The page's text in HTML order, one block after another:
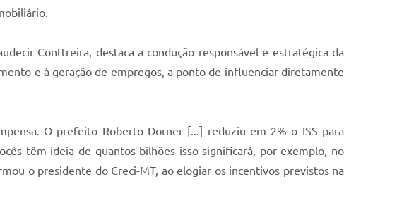
Conttreira, destaca a condução responsável e estratégica da
e à geração de empregos, a ponto de influenciar diretamente
O prefeito Roberto Dorner [...] reduziu em 2% o ISS para
têm ideia de quantos bilhões isso significará, por exemplo, no
o presidente do Creci-MT, ao elogiar os incentivos previstos na